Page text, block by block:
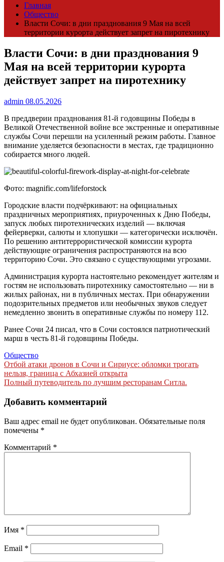
Главная
Общество
Власти Сочи: в дни празднования 9 Мая на всей
территории курорта действует запрет на пиротехнику
Власти Сочи: в дни празднования 9
Мая на всей территории курорта
действует запрет на пиротехнику
admin 08.05.2026
В преддверии празднования 81-й годовщины Победы в
Великой Отечественной войне все экстренные и оперативные
службы Сочи перешли на усиленный режим работы. Главное
внимание уделяется безопасности в местах, где традиционно
собирается много людей.
Фото: magnific.com/lifeforstock
Городские власти подчёркивают: на официальных
праздничных мероприятиях, приуроченных к Дню Победы,
запуск любых пиротехнических изделий — включая
фейерверки, салюты и хлопушки — категорически исключён.
По решению антитеррористической комиссии курорта
действующие ограничения распространяются на всю
территорию Сочи. Это связано с существующими угрозами.
Администрация курорта настоятельно рекомендует жителям и
гостям не использовать пиротехнику самостоятельно — ни в
жилых районах, ни в публичных местах. При обнаружении
подозрительных предметов или необычных звуков следует
немедленно звонить в оперативные службы по номеру 112.
Ранее Сочи 24 писал, что в Сочи состоялся патриотический
марш в честь 81-й годовщины Победы.
Общество
Навигация
по
Отбой атаки дронов в Сочи и Сириусе: обломки трогать
нельзя, граница с Абхазией открыта
Полный путеводитель по лучшим ресторанам Ситла.
Добавить комментарий
Ваш адрес email не будет опубликован. Обязательные поля
помечены *
Комментарий *
Имя *
Email *